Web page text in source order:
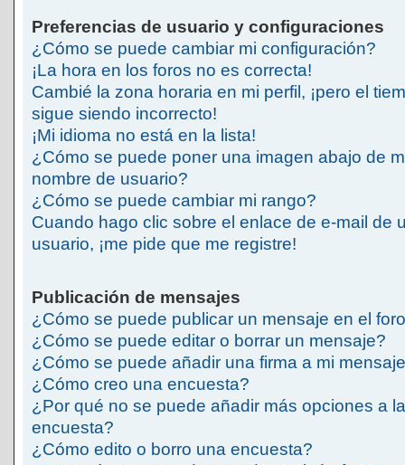
Preferencias de usuario y configuraciones
¿Cómo se puede cambiar mi configuración?
¡La hora en los foros no es correcta!
Cambié la zona horaria en mi perfil, ¡pero el
sigue siendo incorrecto!
¡Mi idioma no está en la lista!
¿Cómo se puede poner una imagen abajo de
nombre de usuario?
¿Cómo se puede cambiar mi rango?
Cuando hago clic sobre el enlace de e-mail de
usuario, ¡me pide que me registre!
Publicación de mensajes
¿Cómo se puede publicar un mensaje en el
¿Cómo se puede editar o borrar un mensaje?
¿Cómo se puede añadir una firma a mi
¿Cómo creo una encuesta?
¿Por qué no se puede añadir más opciones a la
encuesta?
¿Cómo edito o borro una encuesta?